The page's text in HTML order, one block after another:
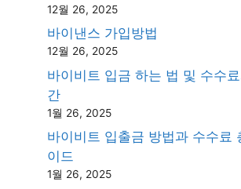
12월 26, 2025
바이낸스 가입방법
12월 26, 2025
바이비트 입금 하는 법 및 수수
간
1월 26, 2025
바이비트 입출금 방법과 수수료
이드
1월 26, 2025